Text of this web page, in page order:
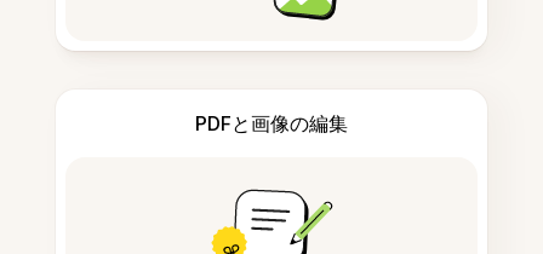
PDFと画像の編集